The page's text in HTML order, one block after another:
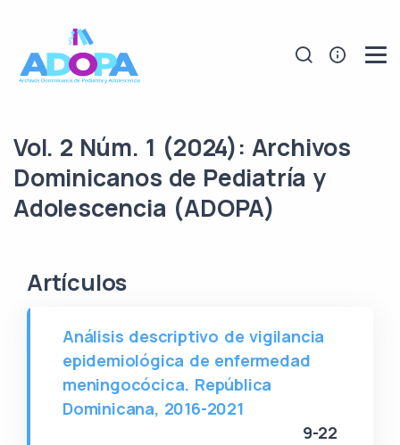
Vol. 2 Núm. 1 (2024): Archivos
Dominicanos de Pediatría y
Adolescencia (ADOPA)
Artículos
Análisis descriptivo de vigilancia
epidemiológica de enfermedad
meningocócica. República
Dominicana, 2016-2021
9-22